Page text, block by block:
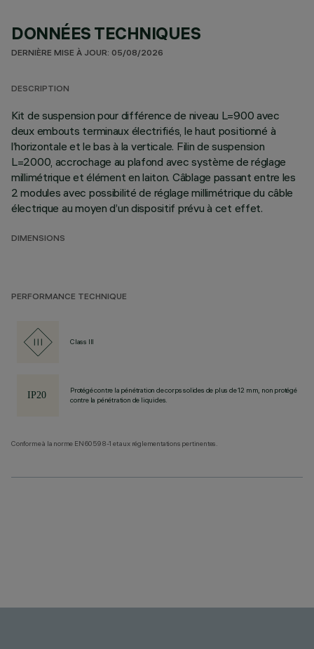
DONNÉES TECHNIQUES
DERNIÈRE MISE À JOUR: 05/08/2026
DESCRIPTION
Kit de suspension pour différence de niveau L=900 avec
deux embouts terminaux électrifiés, le haut positionné à
l’horizontale et le bas à la verticale. Filin de suspension
L=2000, accrochage au plafond avec système de réglage
millimétrique et élément en laiton. Câblage passant entre les
2 modules avec possibilité de réglage millimétrique du câble
électrique au moyen d’un dispositif prévu à cet effet.
DIMENSIONS
PERFORMANCE TECHNIQUE
Class III
Protégé contre la pénétration de corps solides de plus de 12 mm, non protégé
contre la pénétration de liquides.
Conforme à la norme EN60598-1 et aux réglementations pertinentes.